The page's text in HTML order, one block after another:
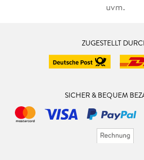
uvm.
ZUGESTELLT
SICHER & BEQUEM